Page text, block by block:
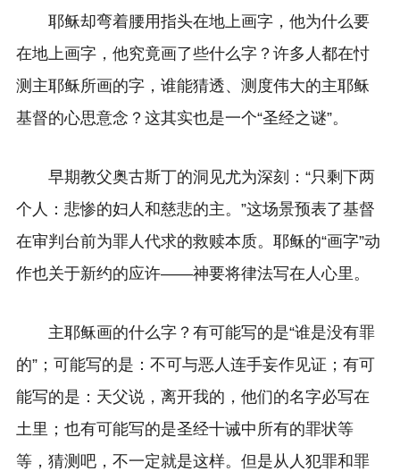
耶稣却弯着腰用指头在地上画字，他为什么要
在地上画字，他究竟画了些什么字？许多人都在忖
测主耶稣所画的字，谁能猜透、测度伟大的主耶稣
基督的心思意念？这其实也是一个“圣经之谜”。
早期教父奥古斯丁的洞见尤为深刻：“只剩下两
个人：悲惨的妇人和慈悲的主。”这场景预表了基督
在审判台前为罪人代求的救赎本质。耶稣的“画字”动
作也关于新约的应许——神要将律法写在人心里。
主耶稣画的什么字？有可能写的是“谁是没有罪
的”；可能写的是：不可与恶人连手妄作见证；有可
能写的是：天父说，离开我的，他们的名字必写在
土里；也有可能写的是圣经十诫中所有的罪状等
等，猜测吧，不一定就是这样。但是从人犯罪和罪